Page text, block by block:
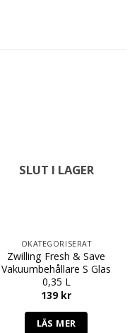
SLUT I LAGER
OKATEGORISERAT
Zwilling Fresh & Save
Vakuumbehållare S Glas
0,35 L
139 kr
LÄS MER